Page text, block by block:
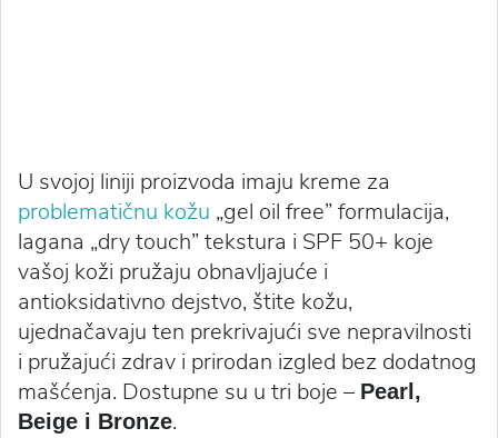
U svojoj liniji proizvoda imaju kreme za
problematičnu kožu „gel oil free” formulacija,
lagana „dry touch” tekstura i SPF 50+ koje
vašoj koži pružaju obnavljajuće i
antioksidativno dejstvo, štite kožu,
ujednačavaju ten prekrivajući sve nepravilnosti
i pružajući zdrav i prirodan izgled bez dodatnog
mašćenja. Dostupne su u tri boje – Pearl,
Beige i Bronze.